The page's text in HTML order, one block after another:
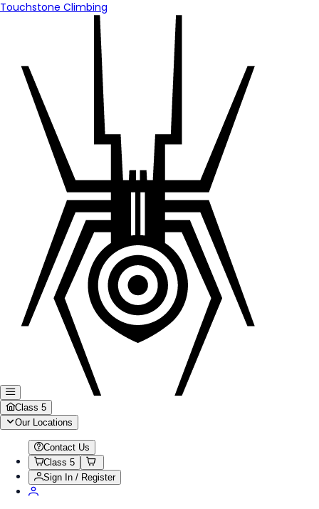
Touchstone Climbing
Class 5
Our Locations
Contact Us
Class 5
Sign In / Register